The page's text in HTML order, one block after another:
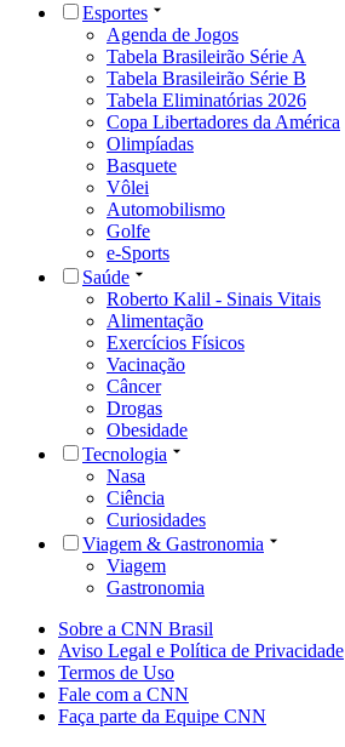
Esportes
Agenda de Jogos
Tabela Brasileirão Série A
Tabela Brasileirão Série B
Tabela Eliminatórias 2026
Copa Libertadores da América
Olimpíadas
Basquete
Vôlei
Automobilismo
Golfe
e-Sports
Saúde
Roberto Kalil - Sinais Vitais
Alimentação
Exercícios Físicos
Vacinação
Câncer
Drogas
Obesidade
Tecnologia
Nasa
Ciência
Curiosidades
Viagem & Gastronomia
Viagem
Gastronomia
Sobre a CNN Brasil
Aviso Legal e Política de Privacidade
Termos de Uso
Fale com a CNN
Faça parte da Equipe CNN